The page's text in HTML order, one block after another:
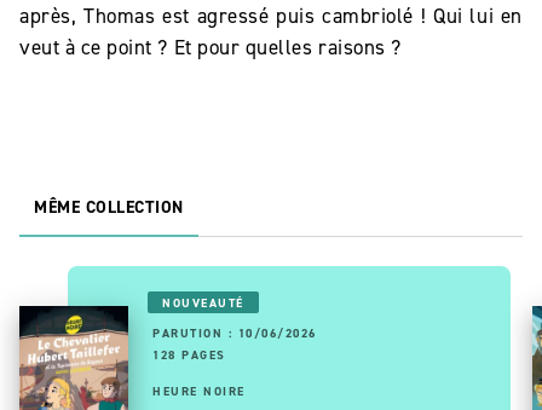
après, Thomas est agressé puis cambriolé ! Qui lui en
veut à ce point ? Et pour quelles raisons ?
MÊME COLLECTION
NOUVEAUTÉ
PARUTION : 10/06/2026
128 PAGES
HEURE NOIRE